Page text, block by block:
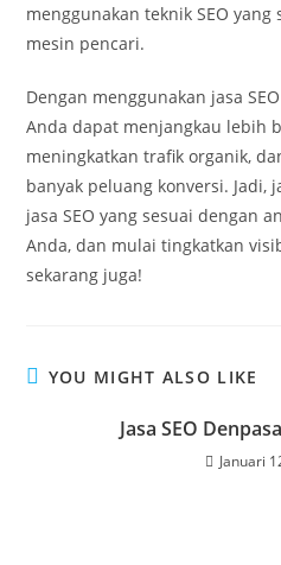
menggunakan teknik SEO
mesin pencari.
Dengan menggunakan jasa
Anda dapat menjangkau lebih
meningkatkan trafik organik,
banyak peluang konversi. Jadi,
jasa SEO yang sesuai dengan
Anda, dan mulai tingkatkan
sekarang juga!
YOU MIGHT ALSO LIKE
Jasa SEO
Januari